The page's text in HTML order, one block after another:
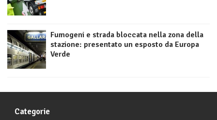
Fumogeni e strada bloccata nella zona della
stazione: presentato un esposto da Europa
Verde
Categorie